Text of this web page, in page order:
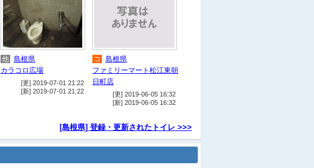
宿
東横INN松江駅前
遊
興雲閣
みしまや 学園店
店
食一畑百貨店
JR山陰本線 松江
遊プラバホール・松江市立中央
図書館 無料エリア
会 遊くにびきメッセ(島根県立
他 島根県
カラコロ広場
[更] 2019-07-01 21:22
[新] 2019-07-01 21:22
コ
島根県
ファミリーマート松江東朝
日町店
[更] 2019-06-05 16:32
[新] 2019-06-05 16:32
[島根県] 登録・更新されたトイレ >>>